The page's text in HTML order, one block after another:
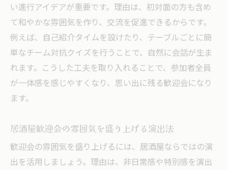
い進行アイデアが重要です。理由は、初対面の方も含め
て和やかな雰囲気を作り、交流を促進できるからです。
例えば、自己紹介タイムを設けたり、テーブルごとに簡
単なチーム対抗クイズを行うことで、自然に会話が生ま
れます。こうした工夫を取り入れることで、参加者全員
が一体感を感じやすくなり、思い出に残る歓迎会になり
ます。
居酒屋歓迎会の雰囲気を盛り上げる演出法
歓迎会の雰囲気を盛り上げるには、居酒屋ならではの演
出を活用しましょう。理由は、非日常感や特別感を演出